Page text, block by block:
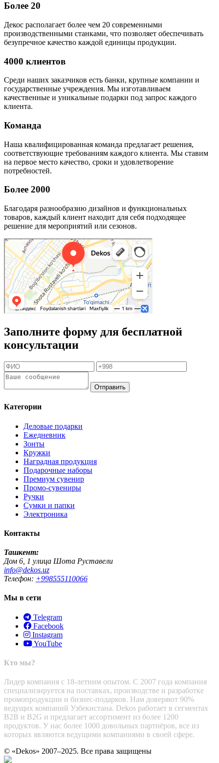
Более 20
Декос располагает более чем 20 современными
производственными станками, что позволяет обеспечивать
безупречное качество каждой единицы продукции.
4000 клиентов
Среди наших заказчиков есть банки, крупные компании и
государственные учреждения. Мы изготавливаем
качественные и уникальные подарки под запрос каждого
клиента.
Команда
Наша квалифицированная команда предлагает решения,
соответствующие требованиям каждого клиента. Мы ставим
на первое место качество, сроки и удовлетворение
потребностей.
Более 2000
Благодаря разнообразию дизайнов и функциональных
товаров, каждый клиент находит для себя подходящее
решение для мероприятий или сезонов.
Заполните форму для бесплатной
консультации
Отправить
Категории
Деловые подарки
Ежедневник
Зонты
Кружки
Наградная продукция
Подарочные наборы
Премиум сувенир
Промо-сувениры
Ручки
Сумки и папки
Электроника
Контакты
Ташкент:
Дом 6, 1 улица Шота Руставели
info@dekos.uz
Телефон: +998555110066
Мы в сети
Telegram
Facebook
Instagram
YouTube
Кто мы?
Лидер компания с 18-летним опытом. С 2007 года компания
специализируется на поставках, производстве и разработке
промопродукции и бизнес-подарков. Нам доверяют 90%
ведущих компаний Узбекистана. Dekos работает в сегментах
B2B и B2G и предлагает ассортимент из более 1200
продуктов. У нас более 1000 довольных партнёров, все из
которых являются ведущими компаниями в своей сфере.
© «Dekos» 2007–2025. Все права защищены